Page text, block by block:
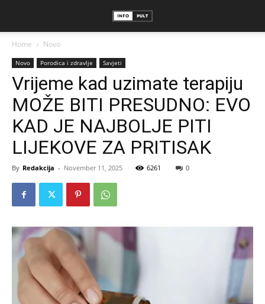
Home Novo
Novo Porodica i zdravlje Savjeti
Vrijeme kad uzimate terapiju
MOŽE BITI PRESUDNO: EVO
KAD JE NAJBOLJE PITI
LIJEKOVE ZA PRITISAK
By Redakcija - November 11, 2025 6261 0